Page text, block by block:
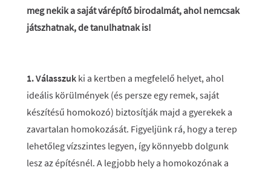
meg nekik a saját várépítő birodalmát, ahol nemcsak
játszhatnak, de tanulhatnak is!
1. Válasszuk ki a kertben a megfelelő helyet, ahol
ideális körülmények (és persze egy remek, saját
készítésű homokozó) biztosítják majd a gyerekek a
zavartalan homokozását. Figyeljünk rá, hogy a terep
lehetőleg vízszintes legyen, így könnyebb dolgunk
lesz az építésnél. A legjobb hely a homokozónak a